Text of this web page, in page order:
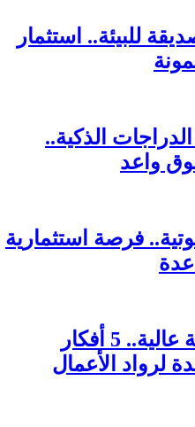
للبيئة.. استثمار
الذكية..
واعد
فرصة استثمارية
بتكاليف أقل ومرونة عالية.. 5 أفكار
لرواد الأعمال